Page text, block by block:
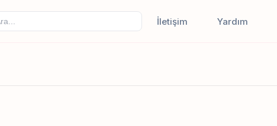
İletişim Yardım